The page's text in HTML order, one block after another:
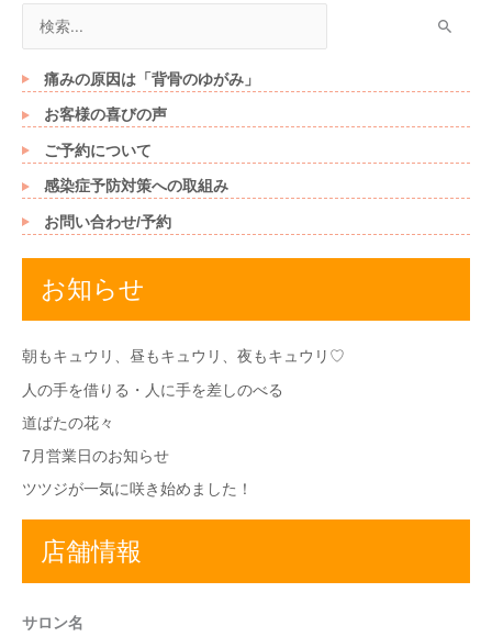
索
対
痛みの原因は「背骨のゆがみ」
お客様の喜びの声
ご予約について
感染症予防対策への取組み
お問い合わせ/予約
お知らせ
朝もキュウリ、昼もキュウリ、夜もキュウリ♡
人の手を借りる・人に手を差しのべる
道ばたの花々
7月営業日のお知らせ
ツツジが一気に咲き始めました！
店舗情報
サロン名